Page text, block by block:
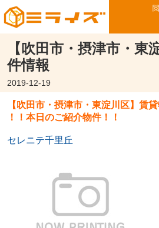
【吹田市・摂津市・東
件情報
2019-12-19
【吹田市・摂津市・東淀川区】賃
！！本日のご紹介物件！！
セレニテ千里丘